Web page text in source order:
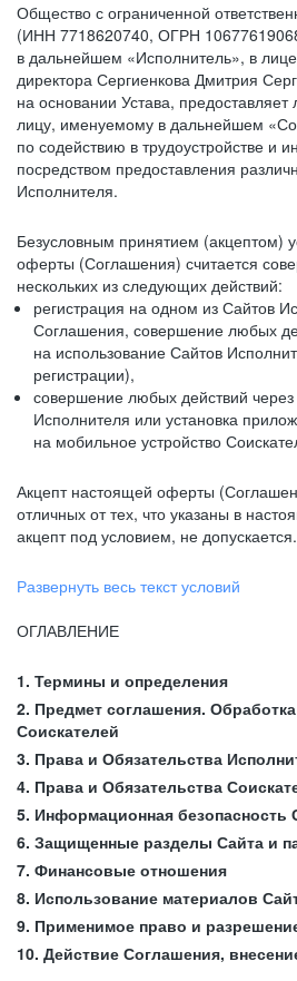
Общество с ограниченной
(ИНН 7718620740, ОГРН
в дальнейшем «Исполнитель», в
директора Сергиенкова Дмитрия
на основании Устава,
лицу, именуемому в дальнейшем
по содействию в трудоустройстве и
посредством предоставления
Исполнителя.
Безусловным принятием (акцептом)
оферты (Соглашения) считается
нескольких из следующих действий:
регистрация на одном из Сайтов
Соглашения, совершение любых
на использование Сайтов
регистрации),
совершение любых действий
Исполнителя или установка
на мобильное устройство
Акцепт настоящей оферты
отличных от тех, что указаны в
акцепт под условием, не допускается.
Развернуть весь текст условий
ОГЛАВЛЕНИЕ
1. Термины и определения
2. Предмет соглашения.
Соискателей
3. Права и Обязательства
4. Права и Обязательства
5. Информационная безопасность
6. Защищенные разделы Сайта и
7. Финансовые отношения
8. Использование материалов
9. Применимое право и
10. Действие Соглашения,